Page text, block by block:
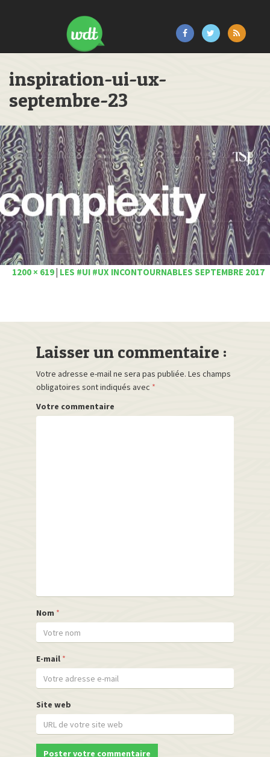
inspiration-ui-ux-
septembre-23
1200 × 619 LES #UI #UX INCONTOURNABLES SEPTEMBRE 2017
Laisser un commentaire :
Votre adresse e-mail ne sera pas publiée. Les champs
obligatoires sont indiqués avec *
Votre commentaire
Nom *
E-mail *
Site web